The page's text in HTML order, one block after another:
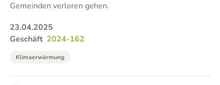
Gemeinden verloren gehen.
23.04.2025
Geschäft 2024-162
Klimaerwärmung